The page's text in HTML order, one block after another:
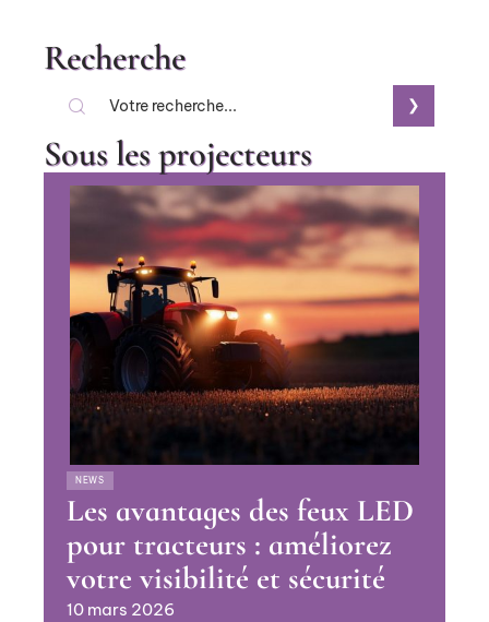
Recherche
Sous les projecteurs
NEWS
Les avantages des feux LED
pour tracteurs : améliorez
votre visibilité et sécurité
10 mars 2026